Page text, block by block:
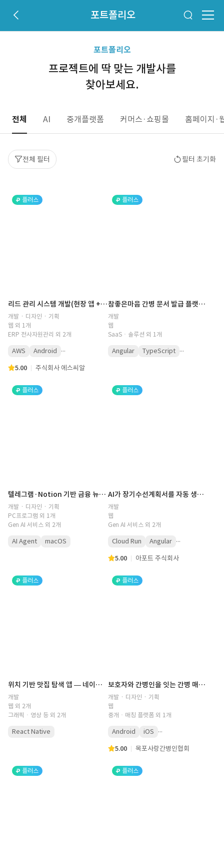
포트폴리오
포트폴리오
프로젝트에 딱 맞는 개발사를
찾아보세요.
전체 AI 중개플랫폼 커머스·쇼핑몰 홈페이지·
전체 필터 필터 초기화
플러스
리드 관리 시스템 개발(현장 앱 + 백오피스)
개발 · 디자인 · 기획
웹 외 1개
ERP 전사자원관리 외 2개
AWS Android ...
5.00 주식회사 에스씨알
플러스
참좋은마음 간병 문서 발급 플랫폼 - 증명서·영수증을 승인 워크플로우와 함께 PDF로 자동 발급하는 풀스택 웹 서비스
개발
웹
SaaSㆍ솔루션 외 1개
Angular TypeScript ...
플러스
텔레그램·Notion 기반 금융 뉴스 AI 자동수집 시스템 구축
개발 · 디자인 · 기획
PC프로그램 외 1개
Gen AI 서비스 외 2개
AI Agent macOS
플러스
AI가 장기수선계획서를 자동 생성하는 아파트 관리 SaaS
개발
웹
Gen AI 서비스 외 2개
Cloud Run Angular ...
5.00 아포트 주식회사
플러스
위치 기반 맛집 탐색 앱 — 네이버 지도·경로 조회·다중 사진편집 모듈
개발
웹 외 2개
그래픽ㆍ영상 등 외 2개
React Native
플러스
보호자와 간병인을 잇는 간병 매칭 플랫폼 개발
개발 · 디자인 · 기획
웹
중개ㆍ매칭 플랫폼 외 1개
Android iOS ...
5.00 목포사랑간병인협회
플러스 플러스